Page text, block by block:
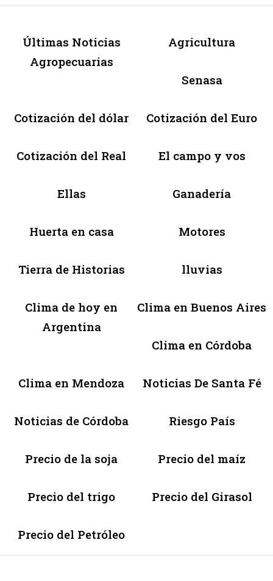
Últimas Noticias
Agropecuarias
Agricultura
Senasa
Cotización del dólar Cotización del Euro
Cotización del Real El campo y vos
Ellas Ganadería
Huerta en casa Motores
Tierra de Historias lluvias
Clima de hoy en
Argentina
Clima en Buenos Aires
Clima en Córdoba
Clima en Mendoza Noticias De Santa Fé
Noticias de Córdoba Riesgo País
Precio de la soja Precio del maíz
Precio del trigo Precio del Girasol
Precio del Petróleo